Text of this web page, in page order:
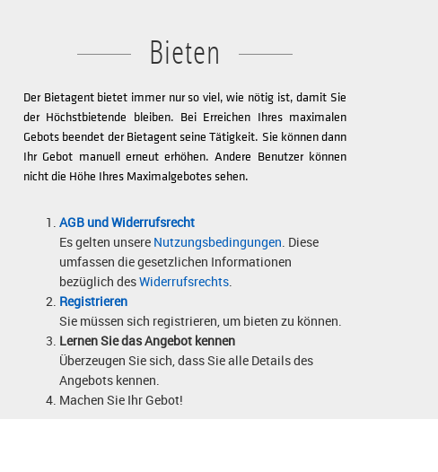
Bieten
Der Bietagent bietet immer nur so viel, wie nötig ist, damit Sie
der Höchstbietende bleiben. Bei Erreichen Ihres maximalen
Gebots beendet der Bietagent seine Tätigkeit. Sie können dann
Ihr Gebot manuell erneut erhöhen. Andere Benutzer können
nicht die Höhe Ihres Maximalgebotes sehen.
AGB und Widerrufsrecht
Es gelten unsere Nutzungsbedingungen. Diese
umfassen die gesetzlichen Informationen
bezüglich desWiderrufsrechts.
Registrieren
Sie müssen sich registrieren, um bieten zu können.
Lernen Sie das Angebot kennen
Überzeugen Sie sich, dass Sie alle Details des
Angebots kennen.
Machen Sie Ihr Gebot!